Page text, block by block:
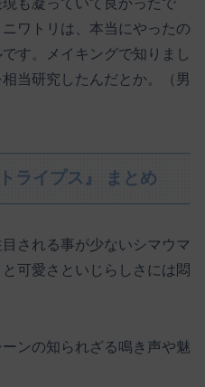
も凝っていて良かったで
ワトリは、本当にやったの
す。メイキングで知りまし
当研究したんだとか。（男
ライプス』 まとめ
される事が少ないシマウマ
可愛さといじらしさには悶
ンの知られざる鳴き声や魅